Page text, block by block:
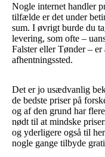
Nogle internet handler
tilfælde er det under
sum. I øvrigt burde du
levering, som ofte –
Falster eller Tønder –
afhentningssted.
Det er jo usædvanlig
de bedste priser på
og af den grund har
nødt til at mindske
og yderligere også til
nogle gange tilbyde